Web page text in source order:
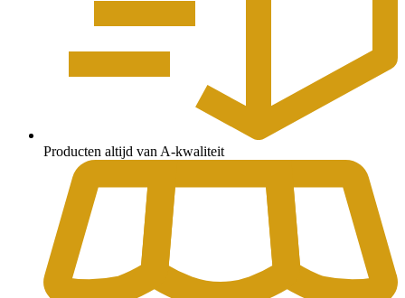
Producten altijd van A-kwaliteit